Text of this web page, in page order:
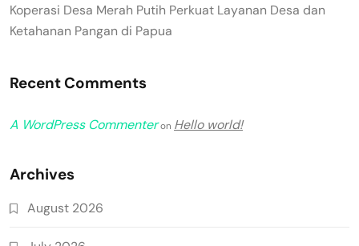
Koperasi Desa Merah Putih Perkuat Layanan Desa dan
Ketahanan Pangan di Papua
Recent Comments
A WordPress Commenteron Hello world!
Archives
August 2026